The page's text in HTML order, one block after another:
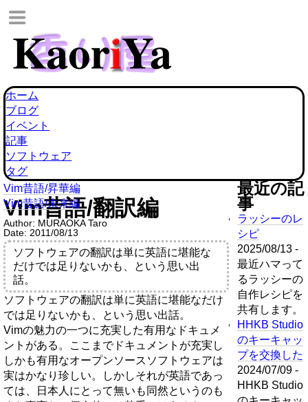
ホーム
ブログ
イベント
記事
ソフトウェア
タグ
Vim昔語/昇華編
Vim昔語/未来編
Vim昔語/翻訳編
Author: MURAOKA Taro
Date: 2011/08/13
ソフトウェアの翻訳は単に英語に堪能な
だけでは足りないかも、という思い出
話。
ソフトウェアの翻訳は単に英語に堪能なだけ
では足りないかも、という思い出話。
Vimの魅力の一つに充実した有用なドキュメ
ントがある。ここまでドキュメントが充実し
しかも有用なオープンソースソフトウェアは
実はかなり珍しい。しかしそれが英語であっ
ては、日本人にとって無いも同然というのも
最近の記
事
ラッシーのレ
シピ
2025/08/13 -
最近ハマって
るラッシーの
自作レシピを
共有します。
HHKB Studio
のキーキャッ
プを交換した
2024/07/09 -
HHKB Studio